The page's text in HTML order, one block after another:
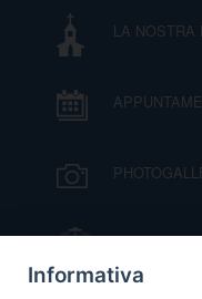
LA NOSTRA
IL
PIAZZA
Informativa